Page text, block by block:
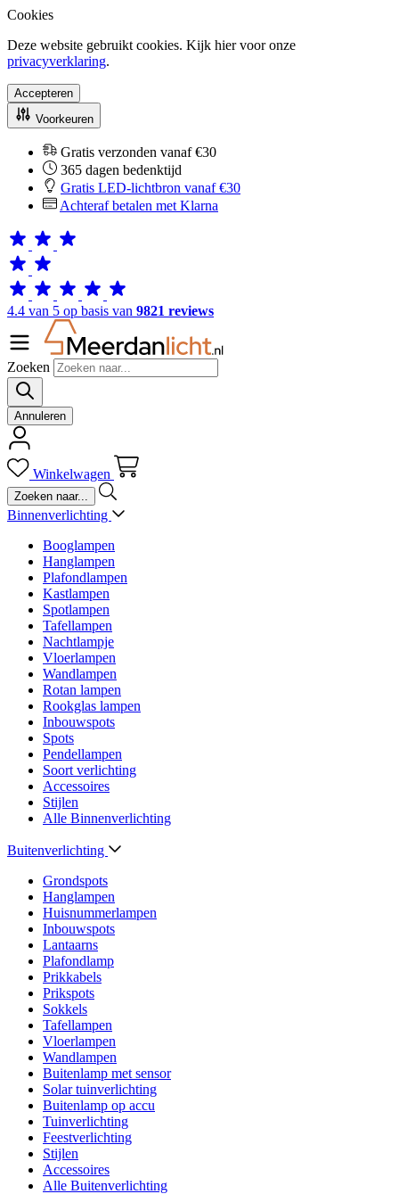
Cookies
Deze website gebruikt cookies. Kijk hier voor onze
privacyverklaring.
Accepteren
Voorkeuren
Gratis verzonden vanaf €30
365 dagen bedenktijd
Gratis LED-lichtbron vanaf €30
Achteraf betalen met Klarna
4.4 van 5 op basis van 9821 reviews
Zoeken
Annuleren
Winkelwagen
Binnenverlichting
Booglampen
Hanglampen
Plafondlampen
Kastlampen
Spotlampen
Tafellampen
Nachtlampje
Vloerlampen
Wandlampen
Rotan lampen
Rookglas lampen
Inbouwspots
Spots
Pendellampen
Soort verlichting
Accessoires
Stijlen
Alle Binnenverlichting
Buitenverlichting
Grondspots
Hanglampen
Huisnummerlampen
Inbouwspots
Lantaarns
Plafondlamp
Prikkabels
Prikspots
Sokkels
Tafellampen
Vloerlampen
Wandlampen
Buitenlamp met sensor
Solar tuinverlichting
Buitenlamp op accu
Tuinverlichting
Feestverlichting
Stijlen
Accessoires
Alle Buitenverlichting